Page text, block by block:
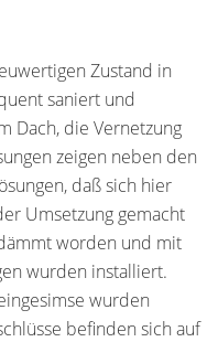
Zustand in
saniert und
Dach, die Vernetzung
zeigen neben den
daß sich hier
Umsetzung gemacht
worden und mit
wurden installiert.
wurden
befinden sich auf